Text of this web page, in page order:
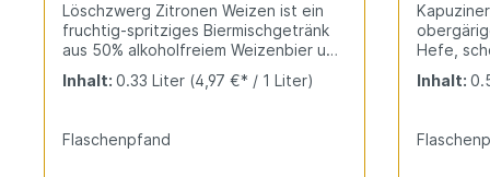
Löschzwerg Zitronen Weizen ist ein
fruchtig-spritziges Biermischgetränk
aus 50% alkoholfreiem Weizenbier und
Natürliche Frische, prickelnde Säure
Inhalt: 0.33 Liter (4,97 €* / 1 Liter)
Flaschenpfand
Hefe,
Momente
Inhalt: